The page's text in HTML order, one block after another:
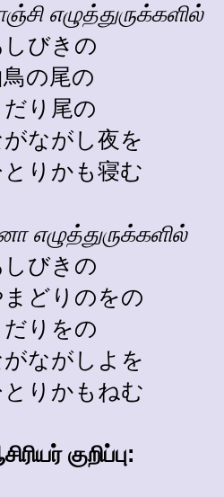
எழுத்துருக்களில்
しびきの
鳥の尾の
だり尾の
がながし夜を
とりかも寝む
எழுத்துருக்களில்
しびきの
どりのをの
だりをの
がながしよを
とりかもねむ
குறிப்பு: